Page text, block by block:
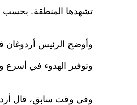
تشهدها المنطقة. بحسب
وأوضح الرئيس أردوغان
وتوفير الهدوء في
وفي وقت سابق، قال